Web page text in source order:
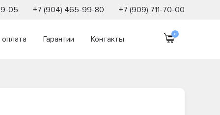
05 +7 (904) 465-99-80 +7 (909) 711-70-00
Гарантии Контакты
0